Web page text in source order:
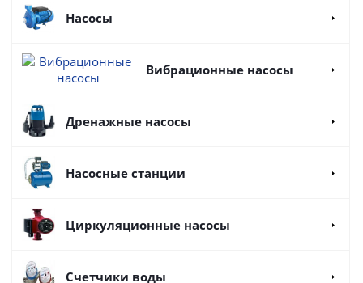
Насосы
Вибрационные насосы
Дренажные насосы
Насосные станции
Циркуляционные насосы
Счетчики воды